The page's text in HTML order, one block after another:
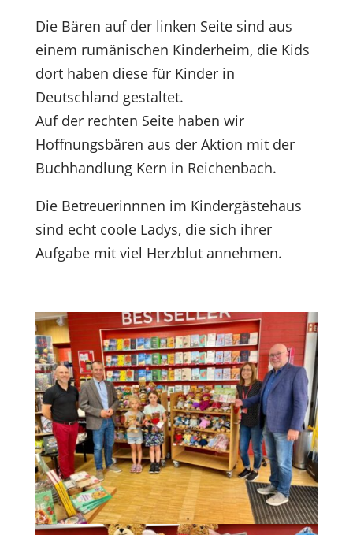
Die Bären auf der linken Seite sind aus
einem rumänischen Kinderheim, die Kids
dort haben diese für Kinder in
Deutschland gestaltet.
Auf der rechten Seite haben wir
Hoffnungsbären aus der Aktion mit der
Buchhandlung Kern in Reichenbach.
Die Betreuerinnnen im Kindergästehaus
sind echt coole Ladys, die sich ihrer
Aufgabe mit viel Herzblut annehmen.